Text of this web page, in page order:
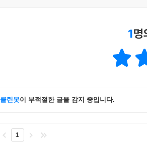
1명
클린봇이 부적절한 글을 감지 중입니다.
1